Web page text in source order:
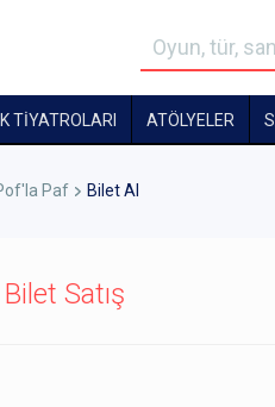
TIYATROLARI ATÖLYELER
Paf Bilet Al
Satış